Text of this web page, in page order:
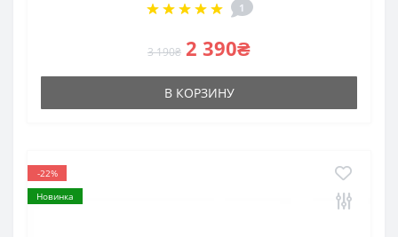
1
3 190₴ 2 390₴
В КОРЗИНУ
-22%
Новинка